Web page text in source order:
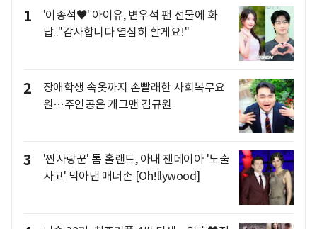
1
'이종석♥' 아이유, 변우석 팬 선물에 화
답.."감사합니다 열심히 할게요!"
2
장애학생 속옷까지 손빨래한 사회복무요
원…주인공은 개그맨 김규원
3
'찐사랑꾼' 톰 홀랜드, 아내 젠데이아 '노출
사고' 막아낸 매너손 [Oh!llywood]